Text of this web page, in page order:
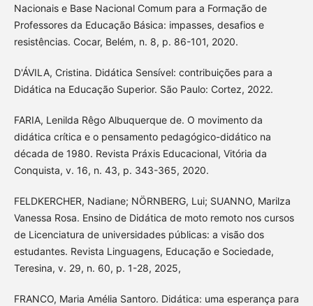
Nacionais e Base Nacional Comum para a Formação de
Professores da Educação Básica: impasses, desafios e
resistências. Cocar, Belém, n. 8, p. 86-101, 2020.
D'ÁVILA, Cristina. Didática Sensível: contribuições para a
Didática na Educação Superior. São Paulo: Cortez, 2022.
FARIA, Lenilda Rêgo Albuquerque de. O movimento da
didática crítica e o pensamento pedagógico-didático na
década de 1980. Revista Práxis Educacional, Vitória da
Conquista, v. 16, n. 43, p. 343-365, 2020.
FELDKERCHER, Nadiane; NÖRNBERG, Lui; SUANNO, Marilza
Vanessa Rosa. Ensino de Didática de moto remoto nos cursos
de Licenciatura de universidades públicas: a visão dos
estudantes. Revista Linguagens, Educação e Sociedade,
Teresina, v. 29, n. 60, p. 1-28, 2025,
FRANCO, Maria Amélia Santoro. Didática: uma esperança para